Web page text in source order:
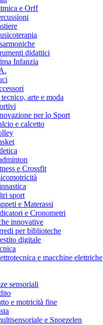
e Orff
didattici
Infanzia
arte e moda
per lo Sport
e calcetto
e Crossfit
sport
e Materassi
e Cronometri
innovative
per biblioteche
digitale
e macchine elettriche
sensoriali
e motricità fine
e Snoezelen